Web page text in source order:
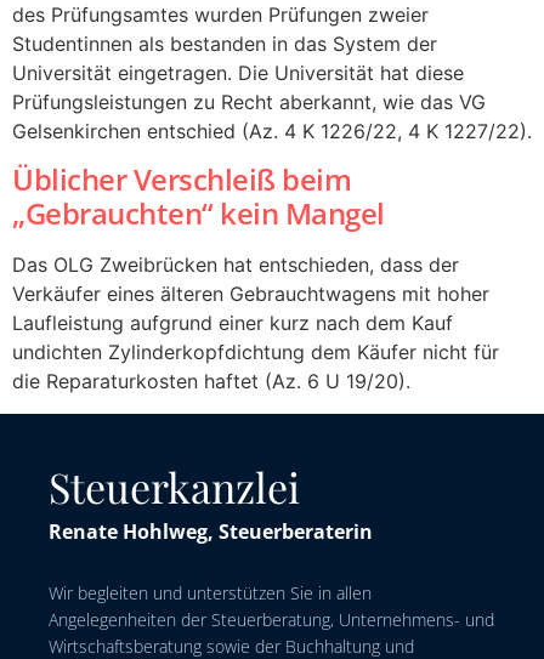
des Prüfungsamtes wurden Prüfungen zweier
Studentinnen als bestanden in das System der
Universität eingetragen. Die Universität hat diese
Prüfungsleistungen zu Recht aberkannt, wie das VG
Gelsenkirchen entschied (Az. 4 K 1226/22, 4 K 1227/22).
Üblicher Verschleiß beim
„Gebrauchten“ kein Mangel
Das OLG Zweibrücken hat entschieden, dass der
Verkäufer eines älteren Gebrauchtwagens mit hoher
Laufleistung aufgrund einer kurz nach dem Kauf
undichten Zylinderkopfdichtung dem Käufer nicht für
die Reparaturkosten haftet (Az. 6 U 19/20).
Steuerkanzlei
Renate Hohlweg, Steuerberaterin
Wir begleiten und unterstützen Sie in allen
Angelegenheiten der Steuerberatung, Unternehmens- und
Wirtschaftsberatung sowie der Buchhaltung und